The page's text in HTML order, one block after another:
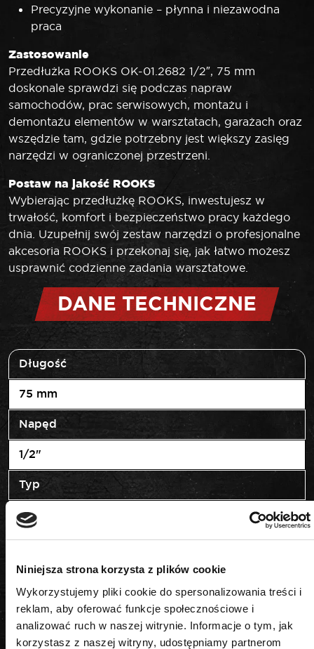
Niniejsza strona korzysta z plików cookie
Wykorzystujemy pliki cookie do spersonalizowania treści i
reklam, aby oferować funkcje społecznościowe i
analizować ruch w naszej witrynie. Informacje o tym, jak
korzystasz z naszej witryny, udostępniamy partnerom
Precyzyjne wykonanie – płynna i niezawodna
praca
Zastosowanie
Przedłużka ROOKS OK-01.2682 1/2″, 75 mm
doskonale sprawdzi się podczas napraw
samochodów, prac serwisowych, montażu i
demontażu elementów w warsztatach, garażach oraz
wszędzie tam, gdzie potrzebny jest większy zasięg
narzędzi w ograniczonej przestrzeni.
Postaw na jakość ROOKS
Wybierając przedłużkę ROOKS, inwestujesz w
trwałość, komfort i bezpieczeństwo pracy każdego
dnia. Uzupełnij swój zestaw narzędzi o profesjonalne
akcesoria ROOKS i przekonaj się, jak łatwo możesz
usprawnić codzienne zadania warsztatowe.
DANE TECHNICZNE
Długość
75 mm
Napęd
1/2"
Typ
przedłużka
PODOBNE PRODUKTY